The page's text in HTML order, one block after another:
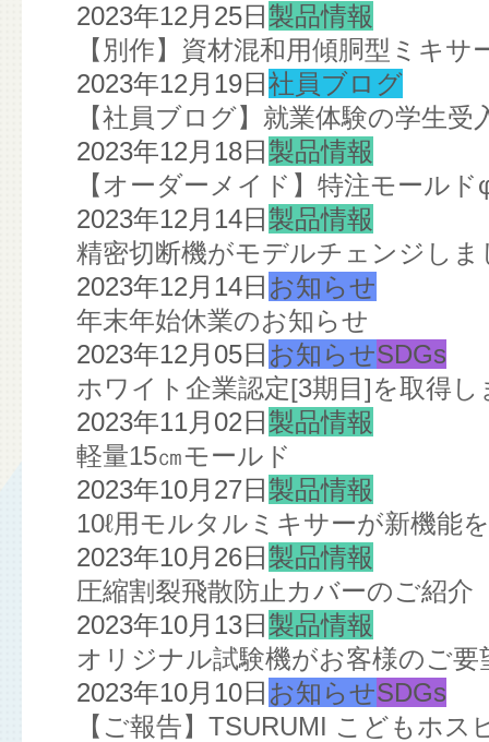
2023年12月25日 製品情報
【別作】資材混和用傾胴型ミキサ
2023年12月19日 社員ブログ
【社員ブログ】就業体験の学生受
2023年12月18日 製品情報
【オーダーメイド】特注モール
2023年12月14日 製品情報
精密切断機がモデルチェンジしま
2023年12月14日 お知らせ
年末年始休業のお知らせ
2023年12月05日 お知らせSDGs
ホワイト企業認定[3期目]を取得し
2023年11月02日 製品情報
軽量15㎝モールド
2023年10月27日 製品情報
10ℓ用モルタルミキサーが新機能
2023年10月26日 製品情報
圧縮割裂飛散防止カバーのご紹介
2023年10月13日 製品情報
オリジナル試験機がお客様のご要
2023年10月10日 お知らせSDGs
【ご報告】TSURUMI こどもホ